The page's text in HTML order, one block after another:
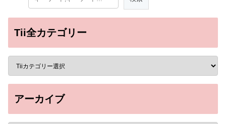
Tii全カテゴリー
アーカイブ